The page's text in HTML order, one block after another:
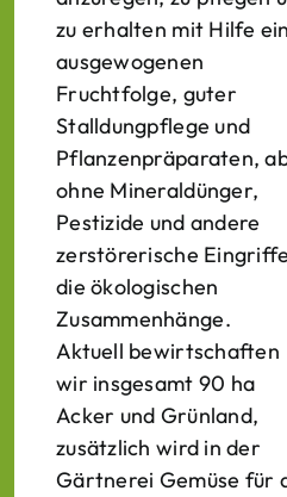
zu erhalten mit Hilfe
ausgewogenen
Fruchtfolge, guter
Stalldungpflege und
Pflanzenpräparaten,
ohne Mineraldünger,
Pestizide und andere
zerstörerische
die ökologischen
Zusammenhänge.
Aktuell bewirtschaften
wir insgesamt 90 ha
Acker und Grünland,
zusätzlich wird in der
Gärtnerei Gemüse für